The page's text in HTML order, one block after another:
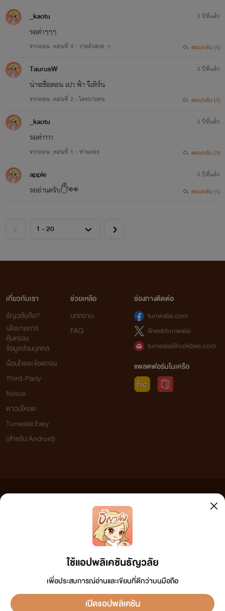
_kaotu
รอค่าๆๆๆ
จากตอน: ตอนที่ 4 - วางตัวสวย ๆ
3 ปีที่แล้ว
ตอบกลับ (1)
TaurusW
น่าจะชื่อตอน เปา ฟ้า รีเทิร์น
จากตอน: ตอนที่ 2 - ใครบางคน
3 ปีที่แล้ว
ตอบกลับ (1)
_kaotu
รอค่าาาา
จากตอน: ตอนที่ 1 - ท่านรอง
3 ปีที่แล้ว
ตอบกลับ (1)
apple
รออ่านครับ✋👀
3 ปีที่แล้ว
ตอบกลับ (1)
ใช้แอปพลิเคชันธัญวลัย
เพื่อประสบการณ์อ่านและเขียนที่ดีกว่าบนมือถือ
เปิดแอปพลิเคชัน
เกี่ยวกับเรา
ธัญวลัยคือ?
นโยบายการ
คุ้มครอง
ข้อมูลส่วนบุคคล
เงื่อนไขและข้อตกลง
Third-Party
Notice
ดาวน์โหลด
Tunwalai Easy
(สำหรับ Android)
ช่วยเหลือ
บทความ
FAQ
ช่องทางติดต่อ
tunwalai.com
@webtunwalai
tunwalai@ookbee.com
แพลตฟอร์มในเครือ
เว็บไซต์แห่งนี้ไม่ได้เห็นด้วยและไม่ขอรับผิดชอบต่อข้อความใดๆ ทั้งสิ้น ดังนั้นผู้อ่านทุกท่านโปรดใช้
วิจารณญาณในการกลั่นกรองด้วยตนเอง และหากท่านพบข้อความใดๆ ที่ขัดต่อกฎหมายและศีลธรรม
เพื่อทีมงานจะได้ดำเนินการในทันที ทั้งนี้ ทางเว็บไซต์ขอสงวน
ลิขสิทธิ์ตามพระราชบัญญัติลิขสิทธิ์ (ฉบับเพิ่มเติม) พ.ศ.2558